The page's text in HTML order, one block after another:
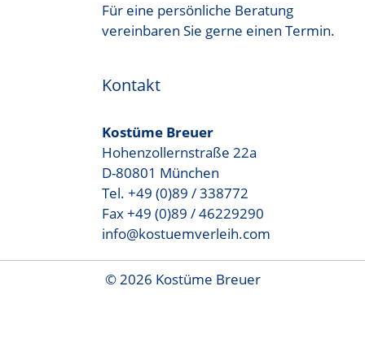
Für eine persönliche Beratung
vereinbaren Sie gerne einen Termin.
Kontakt
Kostüme Breuer
Hohenzollernstraße 22a
D-80801 München
Tel. +49 (0)89 / 338772
Fax +49 (0)89 / 46229290
info@kostuemverleih.com
© 2026 Kostüme Breuer